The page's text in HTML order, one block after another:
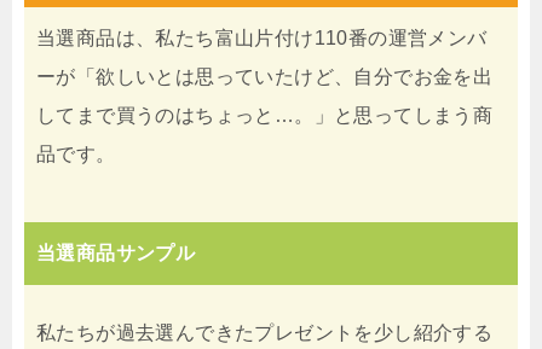
当選商品は、私たち富山片付け110番の運営メンバ
ーが「欲しいとは思っていたけど、自分でお金を出
してまで買うのはちょっと…。」と思ってしまう商
品です。
当選商品サンプル
私たちが過去選んできたプレゼントを少し紹介する